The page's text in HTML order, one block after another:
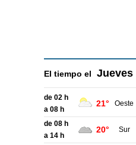
El tiempo el Jueves
de 02 h
a 08 h
21° Oeste
de 08 h
a 14 h
20° Sur